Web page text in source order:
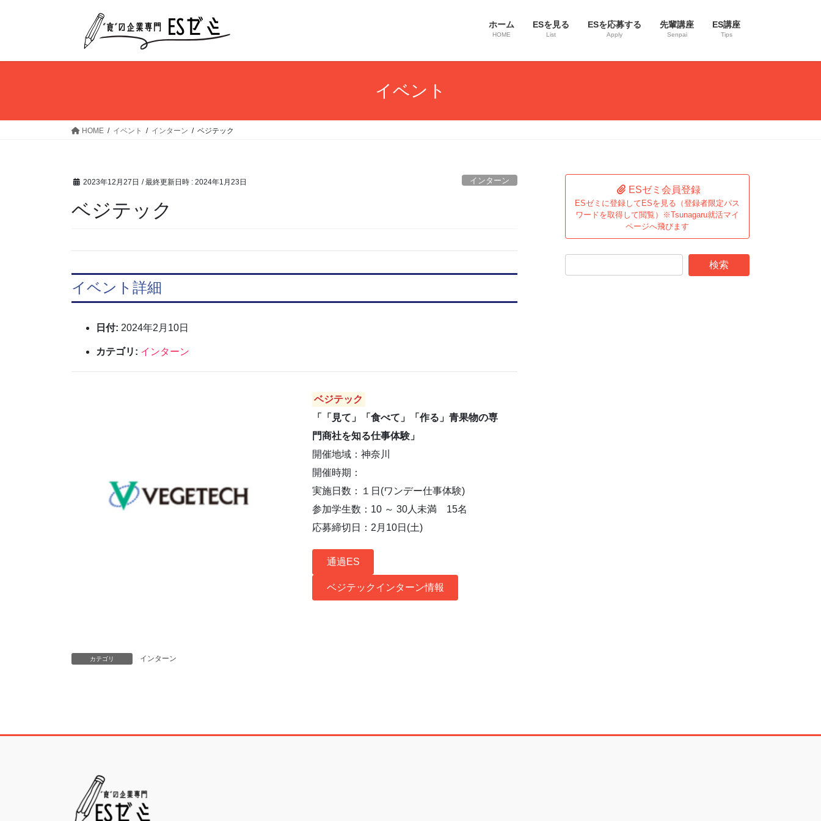
ッ
移
ホーム
HOME
ESを見る
List
ESを応募する
Apply
先輩講座
Senpai
ES講座
Tips
イベント
HOME イベント インターン ベジテック
2023年12月27日 / 最終更新日時 : 2024年1月23日 インターン
ベジテック
イベント詳細
日付: 2024年2月10日
カテゴリ: インターン
ベジテック
「「見て」「食べて」「作る」青果物の専
門商社を知る仕事体験」
開催地域：神奈川
開催時期：
実施日数：１日(ワンデー仕事体験)
参加学生数：10 ～ 30人未満 15名
応募締切日：2月10日(土)
通過ES
ベジテックインターン情報
カテゴリ インターン
ESゼミ会員登録
ESゼミに登録してESを見る（登録者限定パス
ワードを取得して閲覧）※Tsunagaru就活マイ
ページへ飛びます